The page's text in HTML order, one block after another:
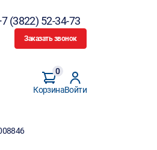
(3822) 52-34-73
Заказать звонок
Корзина
0
Войти